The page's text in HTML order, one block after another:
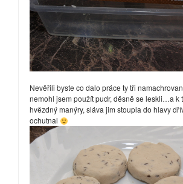
Nevěřili byste co dalo práce ty tři
nemohl jsem použít pudr, děsně se leskli…a k
hvězdný manýry, sláva jim stoupla do hlavy
ochutnal